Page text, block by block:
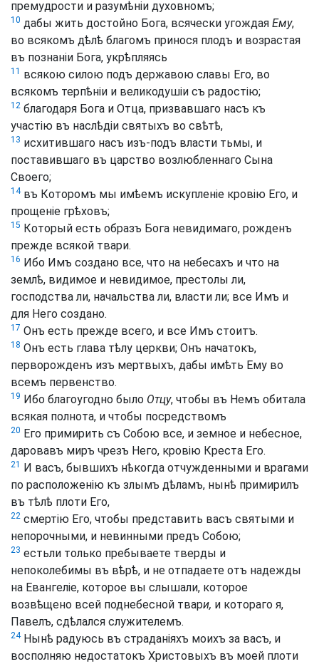
премудрости и разумѣніи духовномъ;
10 дабы жить достойно Бога, всячески угождая Ему,
во всякомъ дѣлѣ благомъ принося плодъ и возрастая
въ познаніи Бога, укрѣпляясь
11 всякою силою подъ державою славы Его, во
всякомъ терпѣніи и великодушіи съ радостію;
12 благодаря Бога и Отца, призвавшаго насъ къ
участію въ наслѣдіи святыхъ во свѣтѣ,
13 исхитившаго насъ изъ-подъ власти тьмы, и
поставившаго въ царство возлюбленнаго Сына
Своего;
14въ Которомъ мы имѣемъ искупленіе кровію Его, и
прощеніе грѣховъ;
15 Который есть образъ Бога невидимаго, рожденъ
прежде всякой твари.
16 Ибо Имъ создано все, что на небесахъ и что на
землѣ, видимое и невидимое, престолы ли,
господства ли, начальства ли, власти ли; все Имъ и
для Него создано.
17 Онъ есть прежде всего, и все Имъ стоитъ.
18 Онъ есть глава тѣлу церкви; Онъ начатокъ,
перворожденъ изъ мертвыхъ, дабы имѣть Ему во
всемъ первенство.
19 Ибо благоугодно было Отцу, чтобы въ Немъ обитала
всякая полнота, и чтобы посредствомъ
20 Его примирить съ Собою все, и земное и небесное,
даровавъ миръ чрезъ Него, кровію Креста Его.
21
И васъ, бывшихъ нѣкогда отчужденными и врагами
по расположенію къ злымъ дѣламъ, нынѣ примирилъ
въ тѣлѣ плоти Его,
22 смертію Его, чтобы представить васъ святыми и
непорочными, и невинными предъ Собою;
23 естьли только пребываете тверды и
непоколебимы въ вѣрѣ, и не отпадаете отъ надежды
на Евангеліе, которое вы слышали, которое
возвѣщено всей поднебесной твари, и котораго я,
Павелъ, сдѣлался служителемъ.
24Нынѣ радуюсь въ страданіяхъ моихъ за васъ, и
восполняю недостатокъ Христовыхъ въ моей плоти